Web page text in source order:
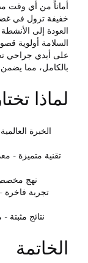
أماناً من أي وقت
خفيفة تزول في
العودة إلى
السلامة أولوية
على أيدي جراحي
بالكامل، مما يضمن
لماذا
الخبرة
تقنية متميزة -
نهج
تجربة فاخرة
نتائج مثبتة
الخاتمة